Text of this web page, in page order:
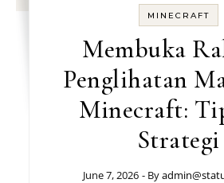
MINECRAFT
Membuka
Penglihatan
Minecraft:
Strategi
June 7, 2026 - By